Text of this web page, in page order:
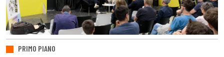
PRIMO PIANO